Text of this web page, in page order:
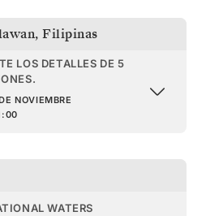
, Filipinas
LOS DETALLES DE 5
NOVIEMBRE
WATERS